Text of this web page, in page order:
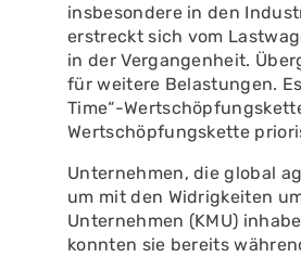
insbesondere in den
erstreckt sich vom
in der Vergangenheit.
für weitere Belastungen.
Time“-
Wertschöpfungskette
Unternehmen, die global
um mit den Widrigkeiten
Unternehmen (KMU)
konnten sie bereits